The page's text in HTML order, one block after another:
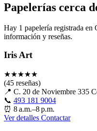
Papelerías cerca
Hay 1 papelería registrada en
información y reseñas.
Iris Art
★★★★★
(45 reseñas)
📍 C. 20 de Noviembre 335
📞 493 181 9004
⏰ 8 a.m.–8 p.m.
Ver detalles Contactar